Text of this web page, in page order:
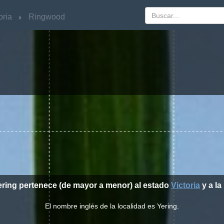
Ringwood
pertenece (de mayor a menor) al estado Victoria y a la
El nombre inglés de la localidad es Yering.
Ringwood